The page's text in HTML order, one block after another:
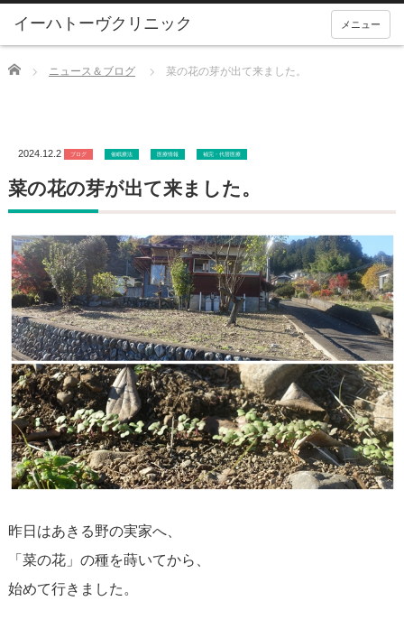
メニュー
Home ニュース＆ブログ 菜の花の芽が出て来ました。
2024.12.2 ブログ 催眠療法 医療情報 補完・代替医療
菜の花の芽が出て来ました。
昨日はあきる野の実家へ、
「菜の花」の種を蒔いてから、
始めて行きました。